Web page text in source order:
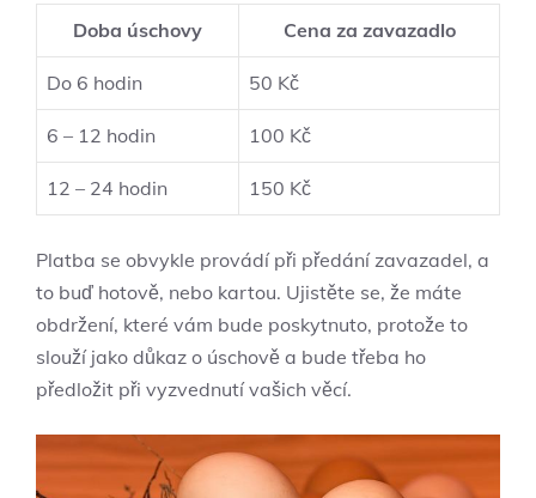
Doba úschovy Cena za zavazadlo
Do 6 hodin 50 Kč
6 – 12 hodin 100 Kč
12 – 24 hodin 150 Kč
Platba se obvykle provádí při předání zavazadel, a
to buď hotově, nebo kartou. Ujistěte se, že máte
obdržení, které vám bude poskytnuto, protože to
slouží jako důkaz o úschově a bude třeba ho
předložit při vyzvednutí vašich věcí.